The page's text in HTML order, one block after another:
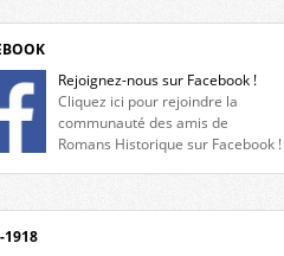
Rejoignez-nous sur Facebook !
Cliquez ici pour rejoindre la
communauté des amis de
Romans Historique sur Facebook !
1918